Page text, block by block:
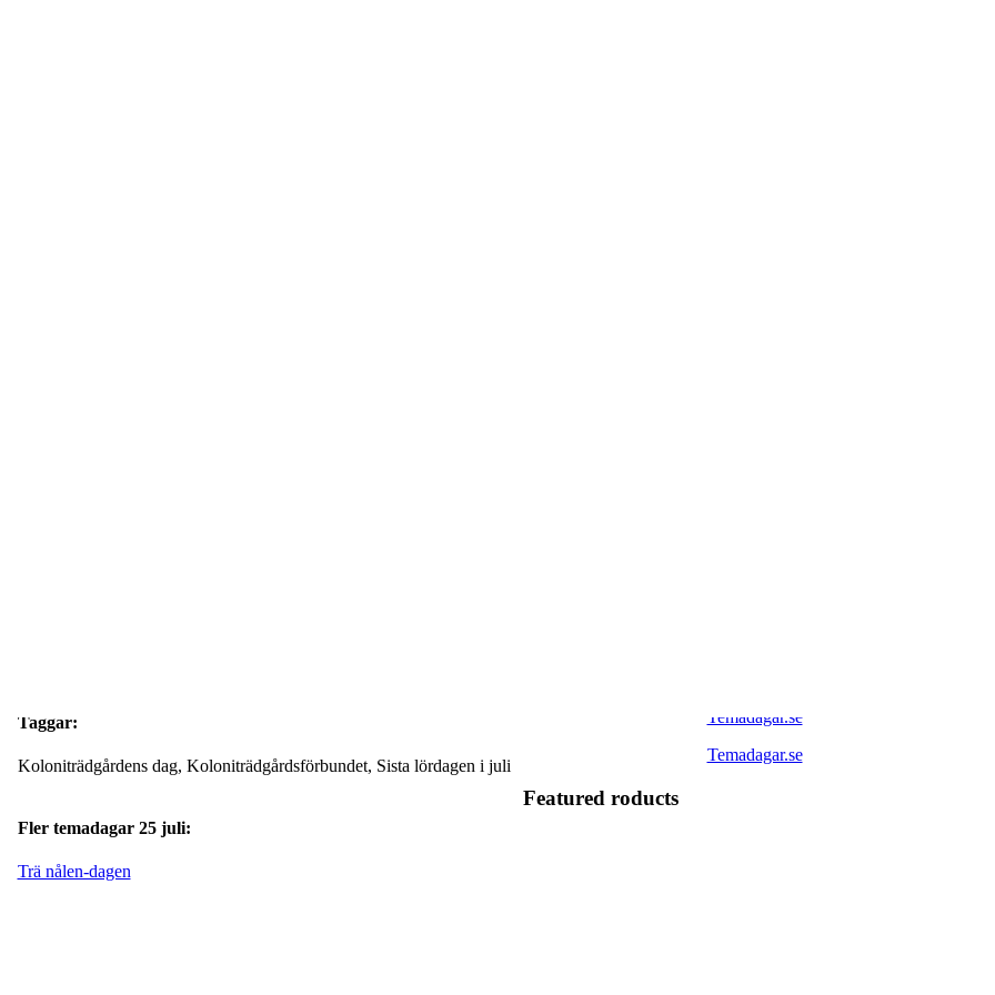
betydelse för både miljö och samhälle. Ursprungligen började firandet som
efter industrialiseringen, när många stadsbor behövde odla sin egen
picknickar för att inspirera fler att odla och ta hand om sin närmiljö. Under
odling.
Kalendern importerar du sedan enkelt i din kalenderapp.
Taggar:
Koloniträdgårdens dag, Koloniträdgårdsförbundet, Sista lördagen i juli
Fler temadagar 25 juli:
Trä nålen-dagen
Temadagar.se
Temadagar.se
Featured roducts